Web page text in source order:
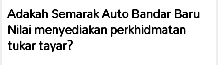
Adakah Semarak Auto Bandar Baru
Nilai menyediakan perkhidmatan
tukar tayar?